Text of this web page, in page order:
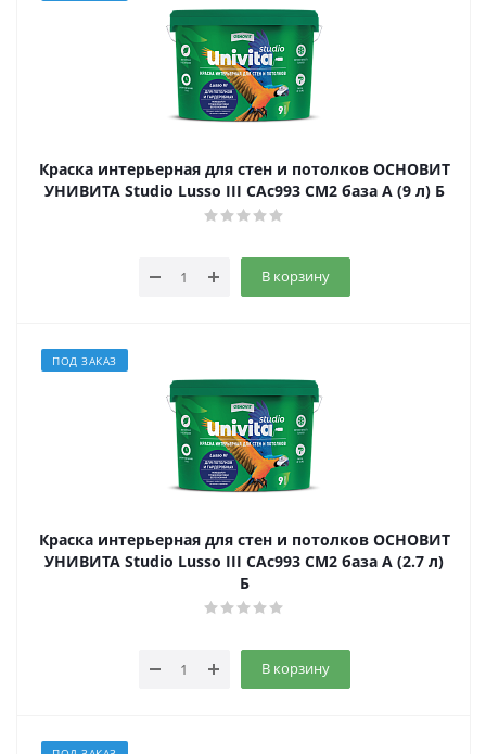
Краска интерьерная для стен и потолков ОСНОВИТ
УНИВИТА Studio Lusso III САс993 СМ2 база А (9 л) Б
В корзину
ПОД ЗАКАЗ
Краска интерьерная для стен и потолков ОСНОВИТ
УНИВИТА Studio Lusso III САс993 СМ2 база A (2.7 л)
Б
В корзину